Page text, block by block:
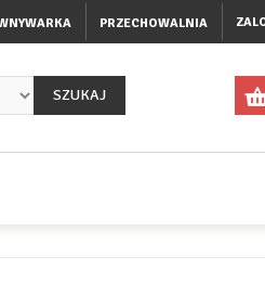
PRZECHOWALNIA
SZUKAJ